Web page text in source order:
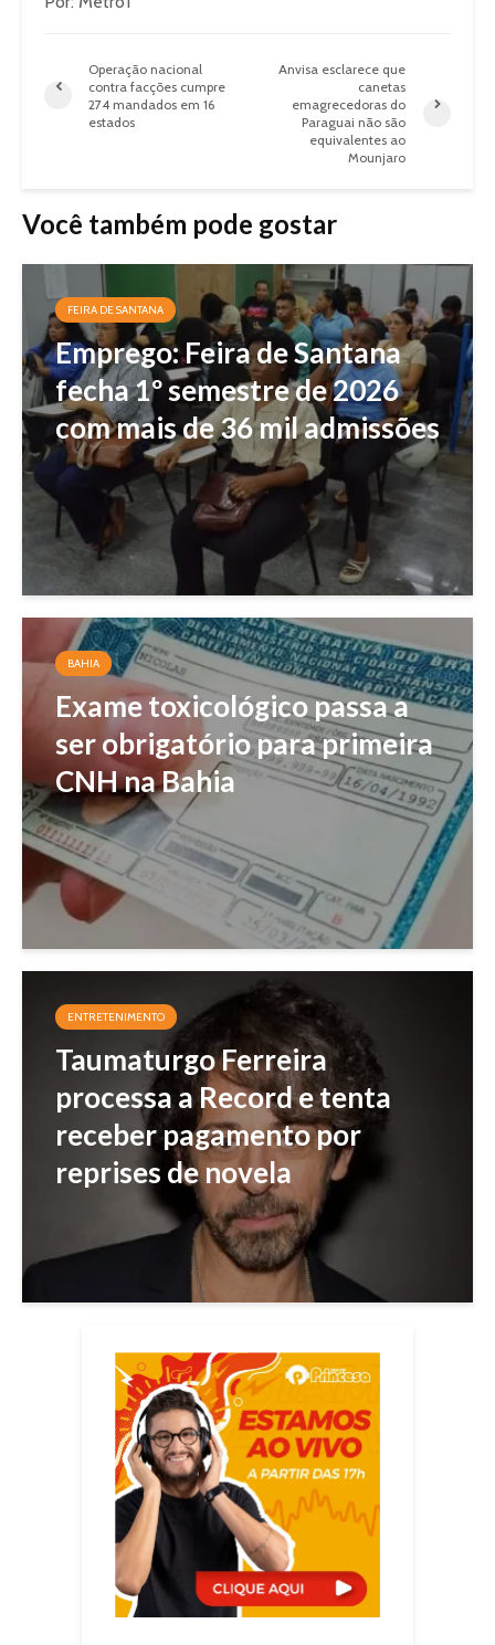
Operação nacional
contra facções cumpre
274 mandados em 16
estados
Anvisa esclarece que
canetas
emagrecedoras do
Paraguai não são
equivalentes ao
Mounjaro
Você também pode gostar
FEIRA DE SANTANA
Emprego: Feira de Santana
fecha 1º semestre de 2026
com mais de 36 mil admissões
BAHIA
Exame toxicológico passa a
ser obrigatório para primeira
CNH na Bahia
ENTRETENIMENTO
Taumaturgo Ferreira
processa a Record e tenta
receber pagamento por
reprises de novela